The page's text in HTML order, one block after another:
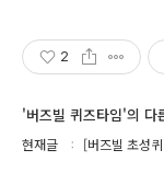
2
'버즈빌 퀴즈타임'의 다
현재글 [버즈빌 초성